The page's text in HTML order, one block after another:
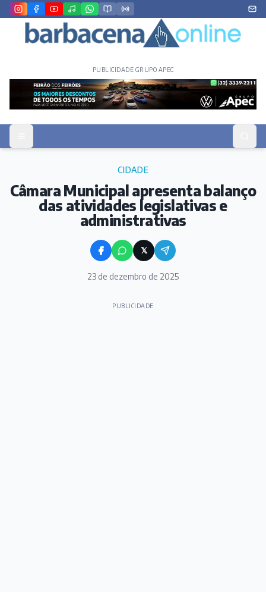
PUBLICIDADE GRUPO APEC
CIDADE
Câmara Municipal apresenta balanço
das atividades legislativas e
administrativas
𝕏
23 de dezembro de 2025
PUBLICIDADE